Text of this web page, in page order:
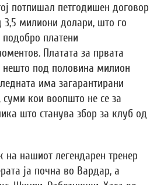
потпишал петгодишен договор
3,5 милиони долари, што го
платени
Платата за првата
нешто под половина милион
има загарантирани
кои воопшто не се за
што станува збор за клуб од
на нашиот легендарен тренер
ја почна во Вардар, а